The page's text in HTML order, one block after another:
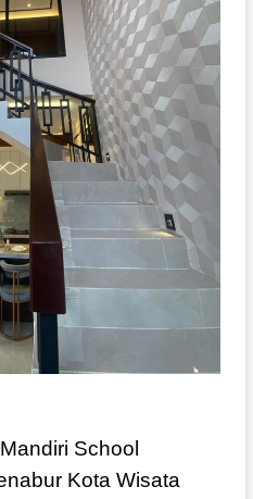
School
Kota Wisata